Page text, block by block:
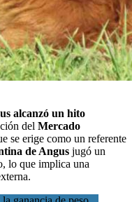
alcanzó un hito
del Mercado
se erige como un referente
de Angus jugó un
lo que implica una